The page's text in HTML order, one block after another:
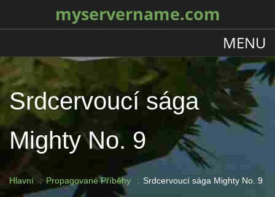
myservername.com
MENU
Srdcervoucí sága
Mighty No. 9
Hlavní Propagované Příběhy Srdcervoucí sága Mighty No. 9